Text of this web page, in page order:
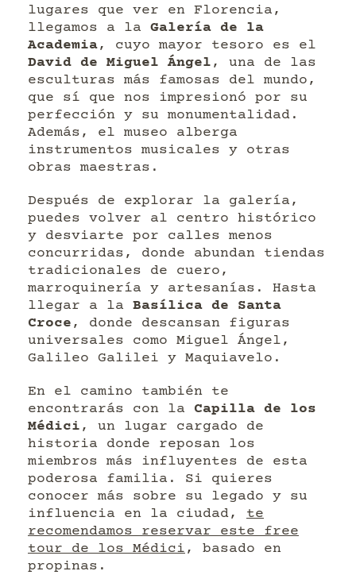
lugares que ver en Florencia,
llegamos a la Galería de la
Academia, cuyo mayor tesoro es el
David de Miguel Ángel , una de las
esculturas más famosas del mundo,
que sí que nos impresionó por su
perfección y su monumentalidad.
Además, el museo alberga
instrumentos musicales y otras
obras maestras.
Después de explorar la galería,
puedes volver al centro histórico
y desviarte por calles menos
concurridas, donde abundan tiendas
tradicionales de cuero,
marroquinería y artesanías. Hasta
llegar a la Basílica de Santa
Croce , donde descansan figuras
universales como Miguel Ángel,
Galileo Galilei y Maquiavelo.
En el camino también te
encontrarás con la Capilla de los
Médici , un lugar cargado de
historia donde reposan los
miembros más influyentes de esta
poderosa familia. Si quieres
conocer más sobre su legado y su
influencia en la ciudad, te
recomendamos reservar este free
tour de los Médici , basado en
propinas.